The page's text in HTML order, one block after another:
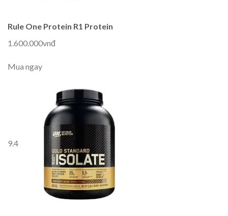
Rule One Protein R1 Protein
1.600.000vnđ
Mua ngay
9.4